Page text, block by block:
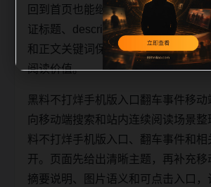
回到首页也能继续浏览同类内容。
证标题、description、canonical、
和正文关键词保持一致，避免只替换
阅读价值。
黑料不打烊手机版入口翻车事件移动
向移动端搜索和站内连续阅读场景
料不打烊手机版入口、翻车事件和相
开。页面先给出清晰主题，再补充移
摘要说明、图片语义和可点击入口，